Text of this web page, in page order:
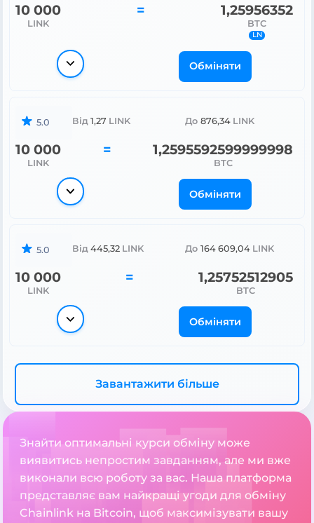
10 000
LINK
= 1,25956352
BTC
LN
Обміняти
5.0 Від 1,27 LINK До 876,34 LINK
10 000
LINK
= 1,2595592599999998
BTC
Обміняти
5.0 Від 445,32 LINK До 164 609,04 LINK
10 000
LINK
= 1,25752512905
BTC
Обміняти
Завантажити більше
Знайти оптимальні курси обміну може
виявитись непростим завданням, але ми вже
виконали всю роботу за вас. Наша платформа
представляє вам найкращі угоди для обміну
Chainlink на Bitcoin, щоб максимізувати вашу